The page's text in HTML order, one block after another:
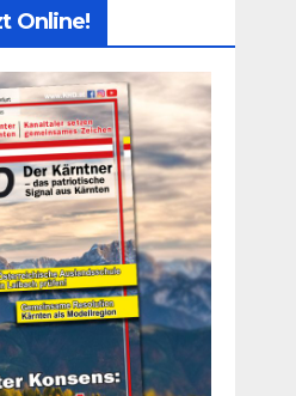
Online!